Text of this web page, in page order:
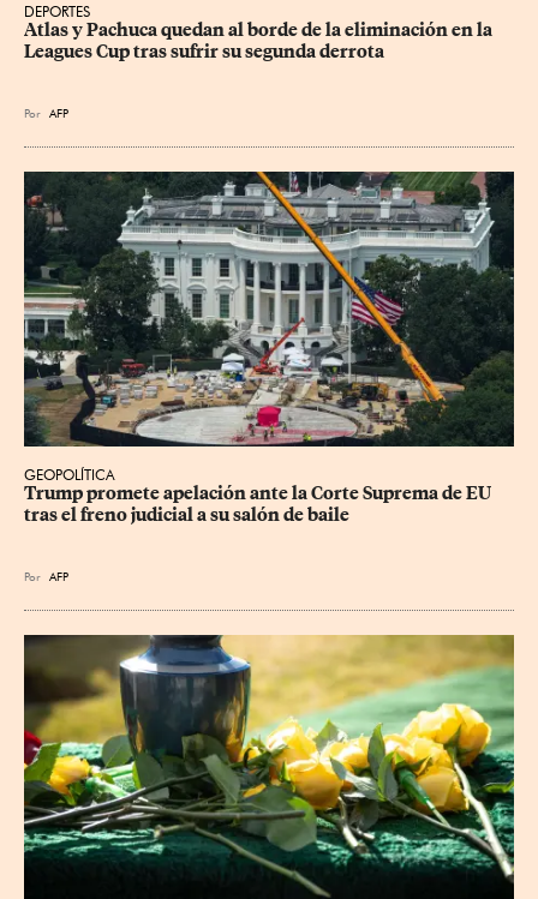
DEPORTES
Atlas y Pachuca quedan al borde de la eliminación en la
Leagues Cup tras sufrir su segunda derrota
Por AFP
GEOPOLÍTICA
Trump promete apelación ante la Corte Suprema de EU
tras el freno judicial a su salón de baile
Por AFP